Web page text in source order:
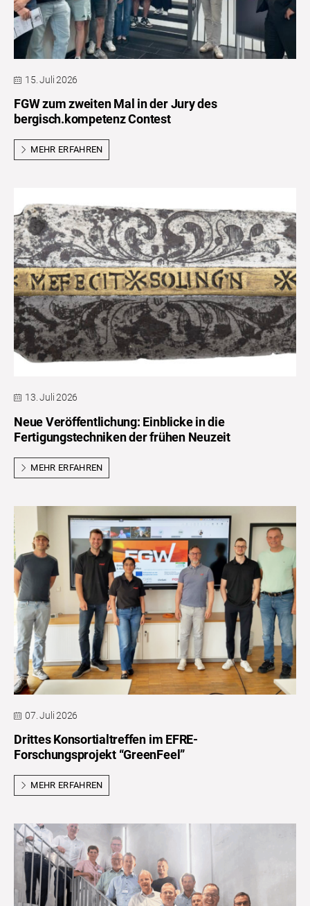
15. Juli 2026
FGW zum zweiten Mal in der Jury des
bergisch.kompetenz Contest
MEHR ERFAHREN
13. Juli 2026
Neue Veröffentlichung: Einblicke in die
Fertigungstechniken der frühen Neuzeit
MEHR ERFAHREN
07. Juli 2026
Drittes Konsortialtreffen im EFRE-
Forschungsprojekt “GreenFeel”
MEHR ERFAHREN